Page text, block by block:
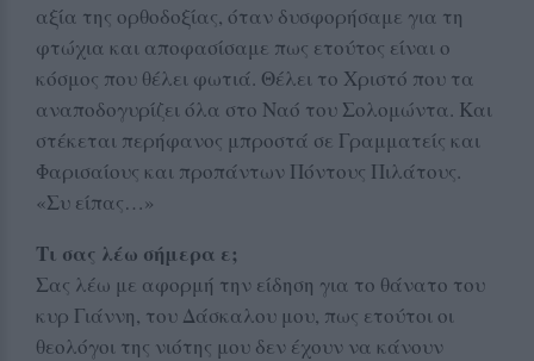
αξία της ορθοδοξίας, όταν δυσφορήσαμε για τη
φτώχια και αποφασίσαμε πως ετούτος είναι ο
κόσμος που θέλει φωτιά. Θέλει το Χριστό που τα
αναποδογυρίζει όλα στο Ναό του Σολομώντα. Και
στέκεται περήφανος μπροστά σε Γραμματείς και
Φαρισαίους και προπάντων Πόντους Πιλάτους.
«Συ είπας…»
Τι σας λέω σήμερα ε;
Σας λέω με αφορμή την είδηση για το θάνατο του
κυρ Γιάννη, του Δάσκαλου μου, πως ετούτοι οι
θεολόγοι της νιότης μου δεν έχουν να κάνουν